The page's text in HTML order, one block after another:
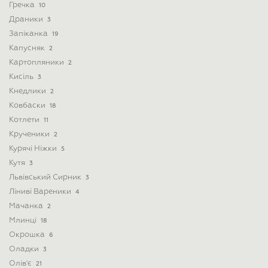
Гречка 10
Драники 3
Запіканка 19
Капусняк 2
Картопляники 2
Кисіль 3
Кнедлики 2
Ковбаски 18
Котлети 11
Крученики 2
Курячі Ніжки 5
Кутя 3
Львівський Сирник 3
Ліниві Вареники 4
Мачанка 2
Млинці 18
Окрошка 6
Оладки 3
Олів'є 21